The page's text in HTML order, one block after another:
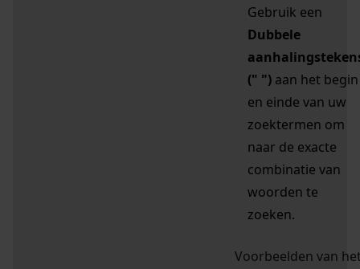
Gebruik een
Dubbele
(" ") aan het begin
en einde van uw
zoektermen om
naar de exacte
combinatie van
woorden te
zoeken.
Voorbeelden van